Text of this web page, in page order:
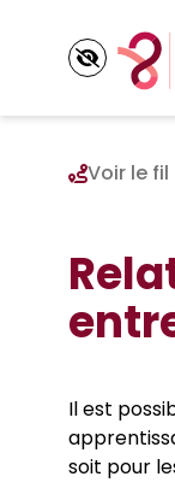
Découvrir
Nos cinq
Master NET
Master
Master MTN
Actualités
Voir le
Il est
soit pour